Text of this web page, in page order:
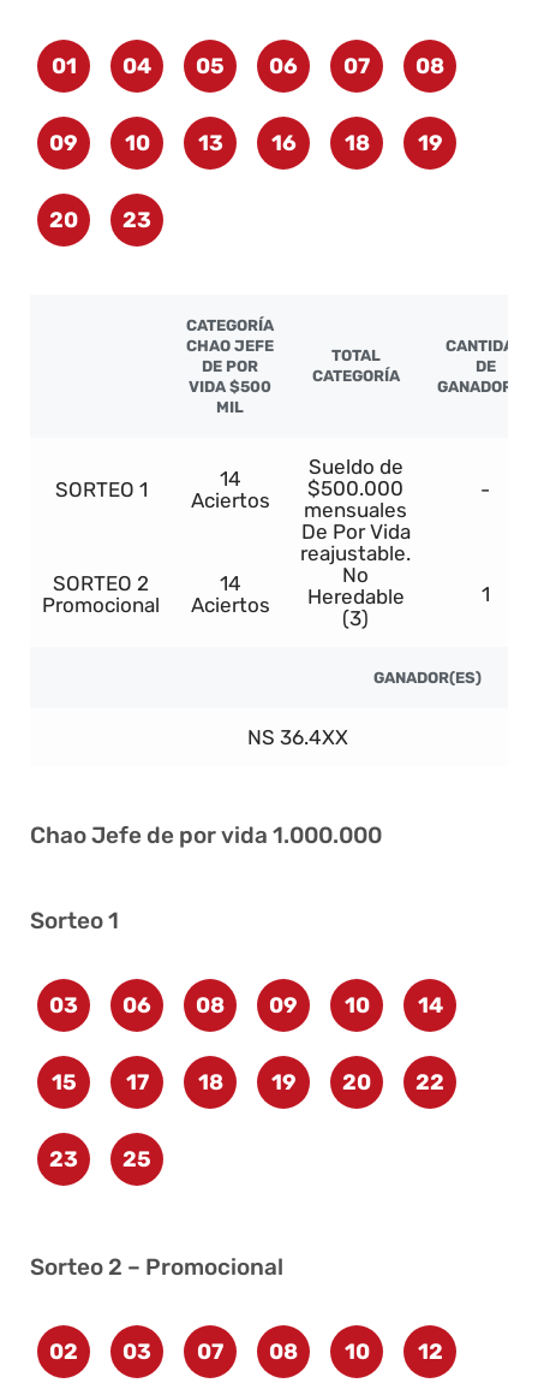
01 04 05 06 07 08
09 10 13 16 18 19
20 23
CATEGORÍA
CHAO JEFE
DE POR
VIDA $500
MIL
TOTAL
CATEGORÍA
CANTIDAD
DE
GANADORES
SORTEO 1
14
Aciertos
Sueldo de
$500.000
mensuales
De Por Vida
reajustable.
No
Heredable
(3)
-
SORTEO 2
Promocional
14
Aciertos
1
GANADOR(ES)
NS 36.4XX
Chao Jefe de por vida 1.000.000
Sorteo 1
03 06 08 09 10 14
15 17 18 19 20 22
23 25
Sorteo 2 – Promocional
02 03 07 08 10 12